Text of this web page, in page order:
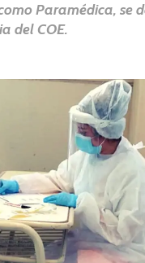
Paramédica, se
del COE.